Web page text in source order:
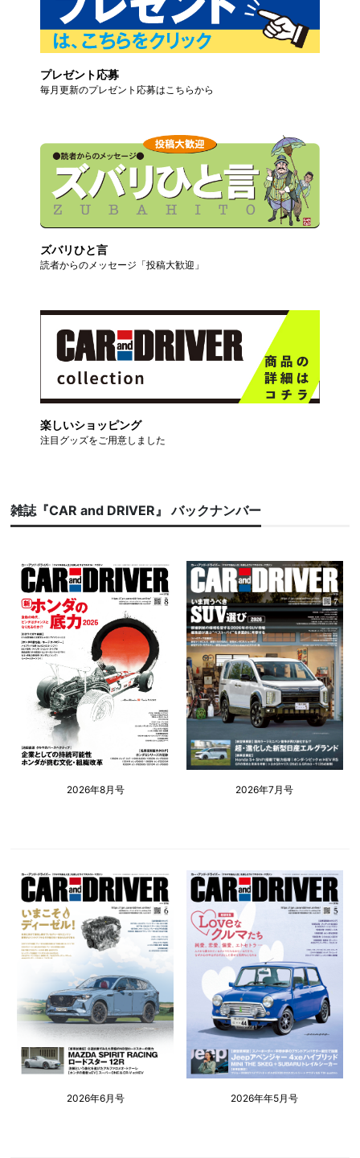
プレゼント応募
毎月更新のプレゼント応募はこちらから
ズバリひと言
読者からのメッセージ「投稿大歓迎」
楽しいショッピング
注目グッズをご用意しました
雑誌『CAR and DRIVER』 バックナンバー
2026年8月号 2026年7月号
2026年6月号 2026年年5月号